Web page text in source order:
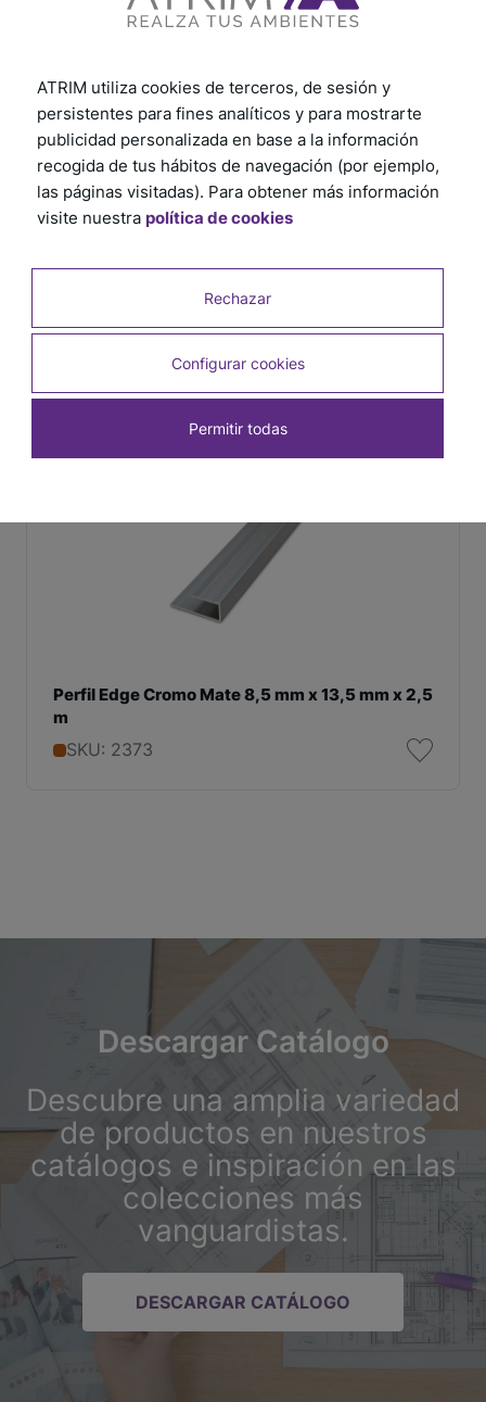
Perfil Edge Cromo Mate 8,5 mm x 13,5 mm x 2,5
m
SKU: 2373
Descargar Catálogo
Descubre una amplia variedad
de productos en nuestros
catálogos e inspiración en las
colecciones más
vanguardistas.
DESCARGAR CATÁLOGO
ATRIM utiliza cookies de terceros, de sesión y
persistentes para fines analíticos y para mostrarte
publicidad personalizada en base a la información
recogida de tus hábitos de navegación (por ejemplo,
las páginas visitadas). Para obtener más información
visite nuestra política de cookies
Rechazar
Configurar cookies
Permitir todas